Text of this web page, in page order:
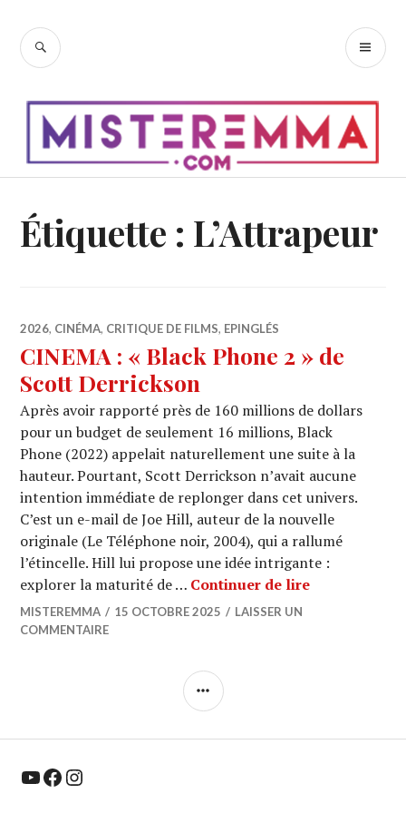
contenu
RECHERCHE
Étiquette : L’Attrapeur
2026, CINÉMA, CRITIQUE DE FILMS, EPINGLÉS
CINEMA : « Black Phone 2 » de
Scott Derrickson
Après avoir rapporté près de 160 millions de dollars
pour un budget de seulement 16 millions, Black
Phone (2022) appelait naturellement une suite à la
hauteur. Pourtant, Scott Derrickson n’avait aucune
intention immédiate de replonger dans cet univers.
C’est un e-mail de Joe Hill, auteur de la nouvelle
originale (Le Téléphone noir, 2004), qui a rallumé
l’étincelle. Hill lui propose une idée intrigante :
explorer la maturité de … Continuer de lireCINEMA : «
MISTEREMMA 15 OCTOBRE 2025
LAISSER UN
COMMENTAIRE
COLONNE
YouTube Facebook Instagram